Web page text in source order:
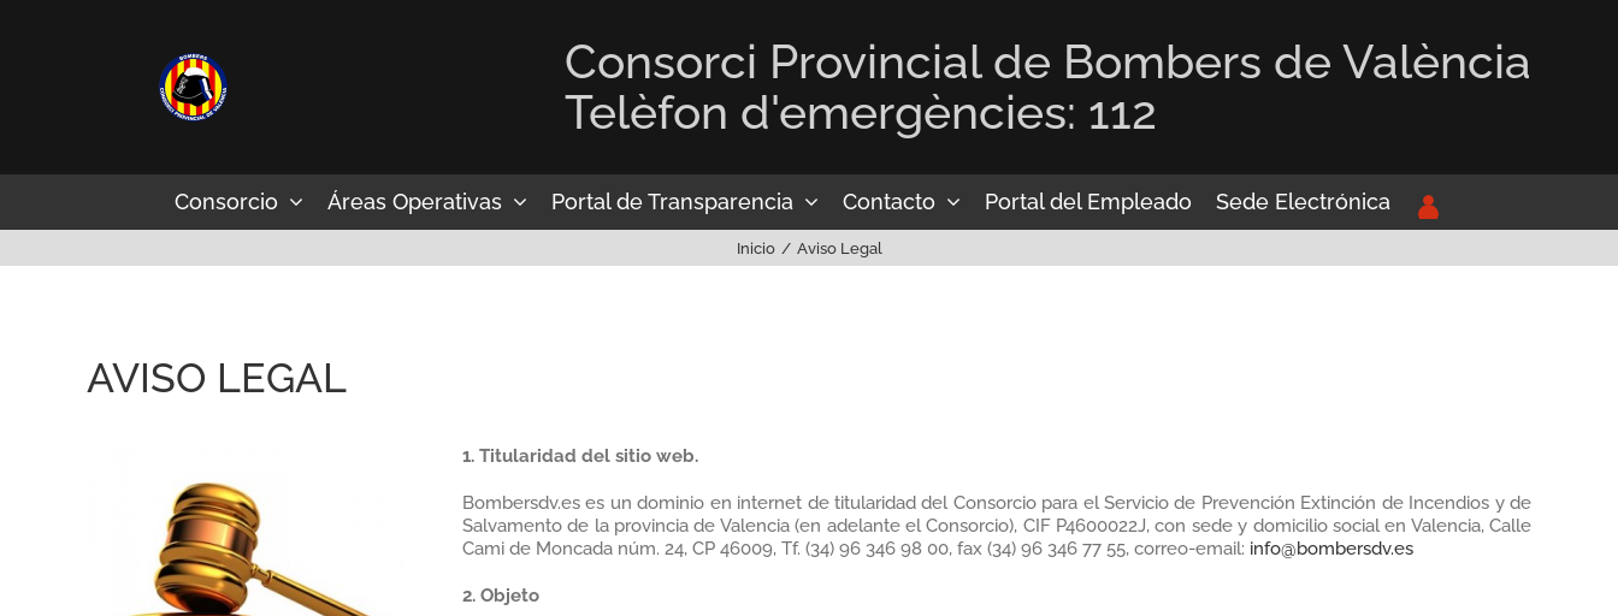
Consorci Provincial de Bombers de València
Telèfon d'emergències: 112
Consorcio Áreas Operativas Portal de Transparencia Contacto Portal del Empleado Sede Electrónica
Inicio Aviso Legal
AVISO LEGAL
1. Titularidad del sitio web.
Bombersdv.es es un dominio en internet de titularidad del Consorcio para el Servicio de Prevención Extinción de Incendios y de
Salvamento de la provincia de Valencia (en adelante el Consorcio), CIF P4600022J, con sede y domicilio social en Valencia, Calle
Cami de Moncada núm. 24, CP 46009, Tf. (34) 96 346 98 00, fax (34) 96 346 77 55, correo-email: info@bombersdv.es
2. Objeto